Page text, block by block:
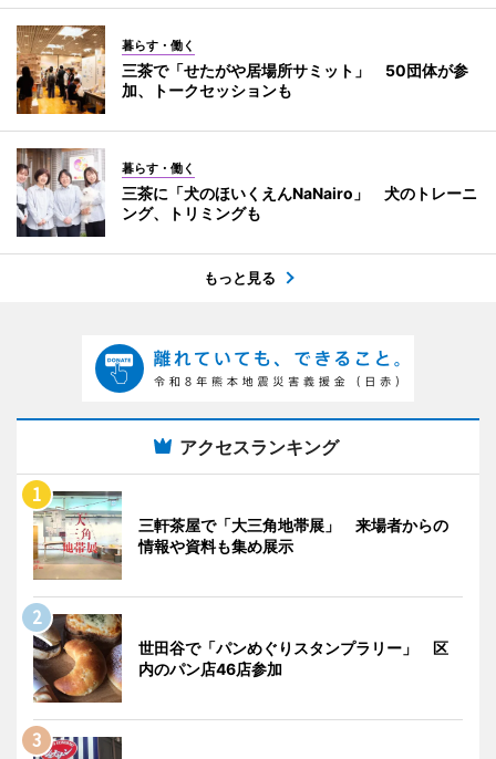
暮らす・働く
三茶で「せたがや居場所サミット」 50団体が参
加、トークセッションも
暮らす・働く
三茶に「犬のほいくえんNaNairo」 犬のトレーニ
ング、トリミングも
もっと見る
アクセスランキング
三軒茶屋で「大三角地帯展」 来場者からの
情報や資料も集め展示
世田谷で「パンめぐりスタンプラリー」 区
内のパン店46店参加